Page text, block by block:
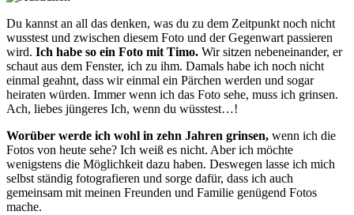
Du kannst an all das denken, was du zu dem Zeitpunkt noch nicht
wusstest und zwischen diesem Foto und der Gegenwart passieren
wird. Ich habe so ein Foto mit Timo. Wir sitzen nebeneinander, er
schaut aus dem Fenster, ich zu ihm. Damals habe ich noch nicht
einmal geahnt, dass wir einmal ein Pärchen werden und sogar
heiraten würden. Immer wenn ich das Foto sehe, muss ich grinsen.
Ach, liebes jüngeres Ich, wenn du wüsstest…!
Worüber werde ich wohl in zehn Jahren grinsen, wenn ich die
Fotos von heute sehe? Ich weiß es nicht. Aber ich möchte
wenigstens die Möglichkeit dazu haben. Deswegen lasse ich mich
selbst ständig fotografieren und sorge dafür, dass ich auch
gemeinsam mit meinen Freunden und Familie genügend Fotos
mache.